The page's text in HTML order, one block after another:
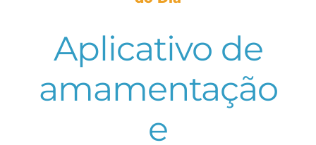
Aplicativo de
amamentação
e